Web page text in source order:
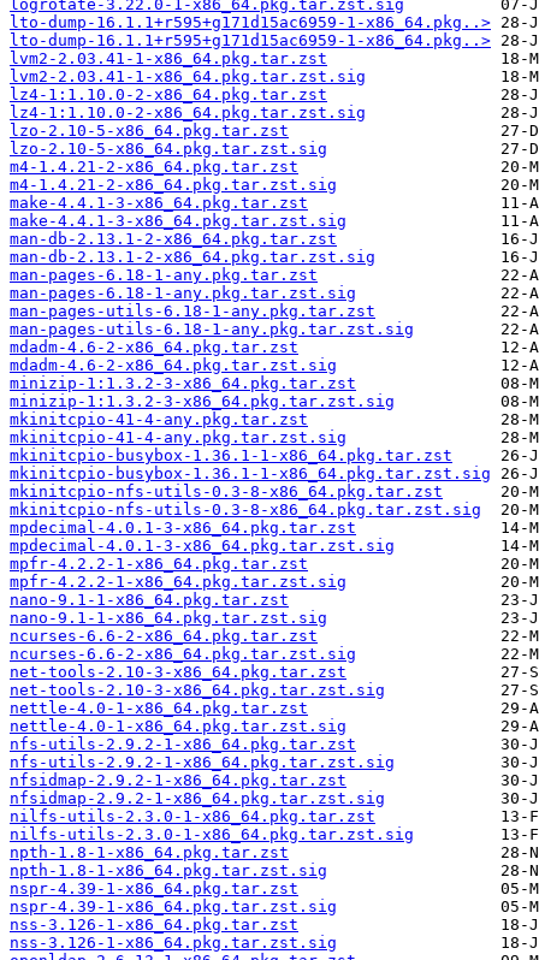
logrotate-3.22.0-1-x86_64.pkg.tar.zst.sig
lto-dump-16.1.1+r595+g171d15ac6959-1-x86_64.pkg..>
lto-dump-16.1.1+r595+g171d15ac6959-1-x86_64.pkg..>
lvm2-2.03.41-1-x86_64.pkg.tar.zst
lvm2-2.03.41-1-x86_64.pkg.tar.zst.sig
lz4-1:1.10.0-2-x86_64.pkg.tar.zst
lz4-1:1.10.0-2-x86_64.pkg.tar.zst.sig
lzo-2.10-5-x86_64.pkg.tar.zst
lzo-2.10-5-x86_64.pkg.tar.zst.sig
m4-1.4.21-2-x86_64.pkg.tar.zst
m4-1.4.21-2-x86_64.pkg.tar.zst.sig
make-4.4.1-3-x86_64.pkg.tar.zst
make-4.4.1-3-x86_64.pkg.tar.zst.sig
man-db-2.13.1-2-x86_64.pkg.tar.zst
man-db-2.13.1-2-x86_64.pkg.tar.zst.sig
man-pages-6.18-1-any.pkg.tar.zst
man-pages-6.18-1-any.pkg.tar.zst.sig
man-pages-utils-6.18-1-any.pkg.tar.zst
man-pages-utils-6.18-1-any.pkg.tar.zst.sig
mdadm-4.6-2-x86_64.pkg.tar.zst
mdadm-4.6-2-x86_64.pkg.tar.zst.sig
minizip-1:1.3.2-3-x86_64.pkg.tar.zst
minizip-1:1.3.2-3-x86_64.pkg.tar.zst.sig
mkinitcpio-41-4-any.pkg.tar.zst
mkinitcpio-41-4-any.pkg.tar.zst.sig
mkinitcpio-busybox-1.36.1-1-x86_64.pkg.tar.zst
mkinitcpio-busybox-1.36.1-1-x86_64.pkg.tar.zst.sig
mkinitcpio-nfs-utils-0.3-8-x86_64.pkg.tar.zst
mkinitcpio-nfs-utils-0.3-8-x86_64.pkg.tar.zst.sig
mpdecimal-4.0.1-3-x86_64.pkg.tar.zst
mpdecimal-4.0.1-3-x86_64.pkg.tar.zst.sig
mpfr-4.2.2-1-x86_64.pkg.tar.zst
mpfr-4.2.2-1-x86_64.pkg.tar.zst.sig
nano-9.1-1-x86_64.pkg.tar.zst
nano-9.1-1-x86_64.pkg.tar.zst.sig
ncurses-6.6-2-x86_64.pkg.tar.zst
ncurses-6.6-2-x86_64.pkg.tar.zst.sig
net-tools-2.10-3-x86_64.pkg.tar.zst
net-tools-2.10-3-x86_64.pkg.tar.zst.sig
nettle-4.0-1-x86_64.pkg.tar.zst
nettle-4.0-1-x86_64.pkg.tar.zst.sig
nfs-utils-2.9.2-1-x86_64.pkg.tar.zst
nfs-utils-2.9.2-1-x86_64.pkg.tar.zst.sig
nfsidmap-2.9.2-1-x86_64.pkg.tar.zst
nfsidmap-2.9.2-1-x86_64.pkg.tar.zst.sig
nilfs-utils-2.3.0-1-x86_64.pkg.tar.zst
nilfs-utils-2.3.0-1-x86_64.pkg.tar.zst.sig
npth-1.8-1-x86_64.pkg.tar.zst
npth-1.8-1-x86_64.pkg.tar.zst.sig
nspr-4.39-1-x86_64.pkg.tar.zst
nspr-4.39-1-x86_64.pkg.tar.zst.sig
nss-3.126-1-x86_64.pkg.tar.zst
nss-3.126-1-x86_64.pkg.tar.zst.sig